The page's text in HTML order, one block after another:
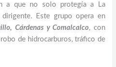
a que no solo protegía a La
Este grupo opera en
Cárdenas y Comalcalco, con
de hidrocarburos, tráfico de